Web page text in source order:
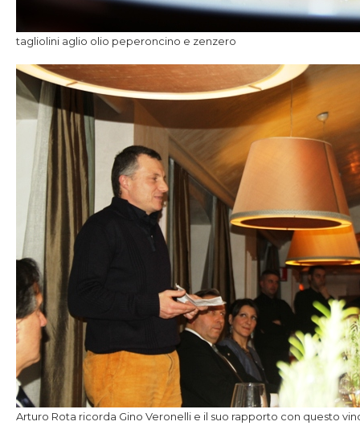
tagliolini aglio olio peperoncino e zenzero
Arturo Rota ricorda Gino Veronelli e il suo rapporto con questo